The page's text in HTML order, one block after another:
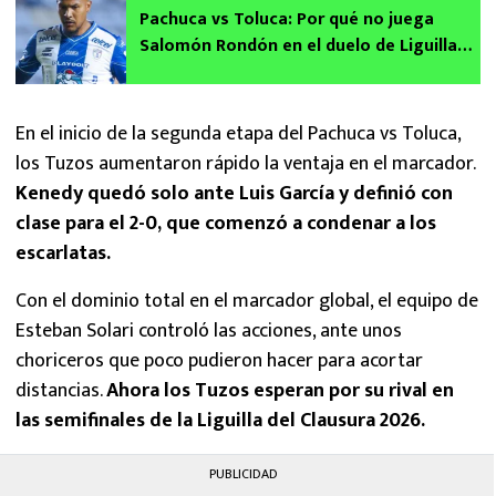
Pachuca vs Toluca: Por qué no juega
Salomón Rondón en el duelo de Liguilla
En el inicio de la segunda etapa del Pachuca vs Toluca,
los Tuzos aumentaron rápido la ventaja en el marcador.
Kenedy quedó solo ante Luis García y definió con
clase para el 2-0, que comenzó a condenar a los
escarlatas.
Con el dominio total en el marcador global, el equipo de
Esteban Solari controló las acciones, ante unos
choriceros que poco pudieron hacer para acortar
distancias.Ahora los Tuzos esperan por su rival en
las semifinales de la Liguilla del Clausura 2026.
PUBLICIDAD